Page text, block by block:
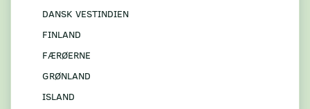
DANSK VESTINDIEN
FINLAND
FÆRØERNE
GRØNLAND
ISLAND